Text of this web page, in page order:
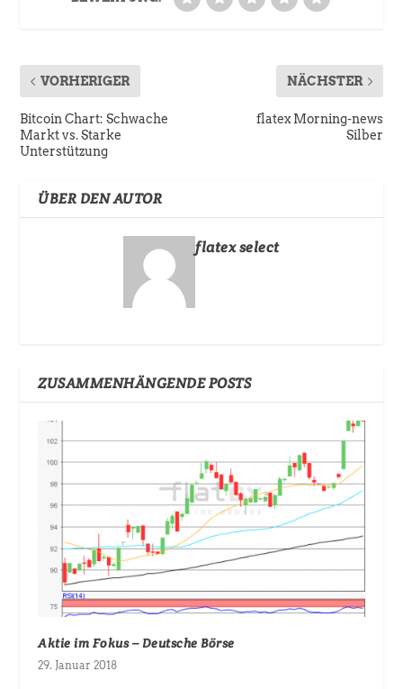
VORHERIGER
Bitcoin Chart: Schwache
Markt vs. Starke
Unterstützung
NÄCHSTER
flatex Morning-news
Silber
ÜBER DEN AUTOR
flatex select
ZUSAMMENHÄNGENDE POSTS
Aktie im Fokus – Deutsche Börse
29. Januar 2018